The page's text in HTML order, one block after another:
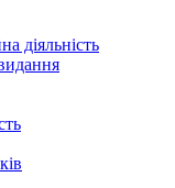
діяльність